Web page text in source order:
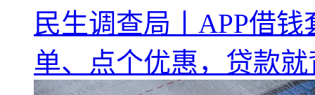
民生调查局丨APP借
单、点个优惠，贷款